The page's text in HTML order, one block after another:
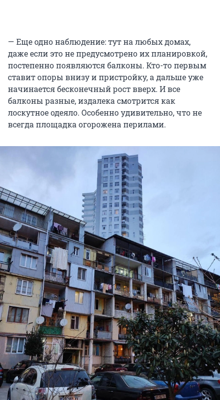
— Еще одно наблюдение: тут на любых домах,
даже если это не предусмотрено их планировкой,
постепенно появляются балконы. Кто-то первым
ставит опоры внизу и пристройку, а дальше уже
начинается бесконечный рост вверх. И все
балконы разные, издалека смотрится как
лоскутное одеяло. Особенно удивительно, что не
всегда площадка огорожена перилами.